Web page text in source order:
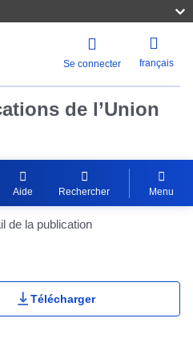
Se connecter français
de l’Union
Aide Rechercher Menu
de la publication
Portlet
Télécharger